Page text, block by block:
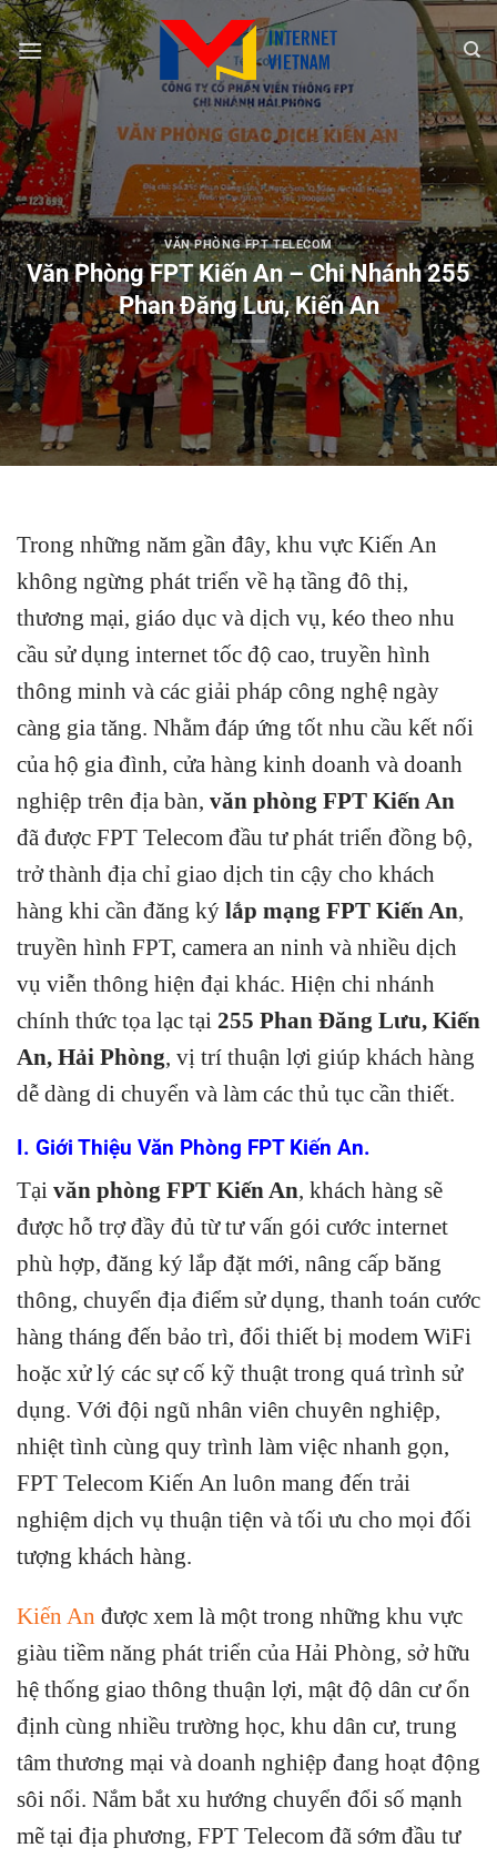
Chuyển
đến
nội
dung
VĂN PHÒNG FPT TELECOM
Văn Phòng FPT Kiến An – Chi Nhánh 255
Phan Đăng Lưu, Kiến An
Trong những năm gần đây, khu vực Kiến An
không ngừng phát triển về hạ tầng đô thị,
thương mại, giáo dục và dịch vụ, kéo theo nhu
cầu sử dụng internet tốc độ cao, truyền hình
thông minh và các giải pháp công nghệ ngày
càng gia tăng. Nhằm đáp ứng tốt nhu cầu kết nối
của hộ gia đình, cửa hàng kinh doanh và doanh
nghiệp trên địa bàn, văn phòng FPT Kiến An
đã được FPT Telecom đầu tư phát triển đồng bộ,
trở thành địa chỉ giao dịch tin cậy cho khách
hàng khi cần đăng ký lắp mạng FPT Kiến An,
truyền hình FPT, camera an ninh và nhiều dịch
vụ viễn thông hiện đại khác. Hiện chi nhánh
chính thức tọa lạc tại 255 Phan Đăng Lưu, Kiến
An, Hải Phòng, vị trí thuận lợi giúp khách hàng
dễ dàng di chuyển và làm các thủ tục cần thiết.
I. Giới Thiệu Văn Phòng FPT Kiến An.
Tại văn phòng FPT Kiến An, khách hàng sẽ
được hỗ trợ đầy đủ từ tư vấn gói cước internet
phù hợp, đăng ký lắp đặt mới, nâng cấp băng
thông, chuyển địa điểm sử dụng, thanh toán cước
hàng tháng đến bảo trì, đổi thiết bị modem WiFi
hoặc xử lý các sự cố kỹ thuật trong quá trình sử
dụng. Với đội ngũ nhân viên chuyên nghiệp,
nhiệt tình cùng quy trình làm việc nhanh gọn,
FPT Telecom Kiến An luôn mang đến trải
nghiệm dịch vụ thuận tiện và tối ưu cho mọi đối
tượng khách hàng.
Kiến An được xem là một trong những khu vực
giàu tiềm năng phát triển của Hải Phòng, sở hữu
hệ thống giao thông thuận lợi, mật độ dân cư ổn
định cùng nhiều trường học, khu dân cư, trung
tâm thương mại và doanh nghiệp đang hoạt động
sôi nổi. Nắm bắt xu hướng chuyển đổi số mạnh
mẽ tại địa phương, FPT Telecom đã sớm đầu tư